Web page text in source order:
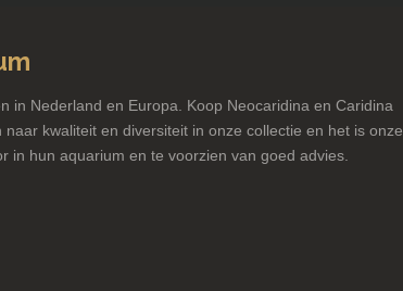
in Nederland en Europa. Koop Neocaridina en Caridina
kwaliteit en diversiteit in onze collectie en het is onze
in hun aquarium en te voorzien van goed advies.